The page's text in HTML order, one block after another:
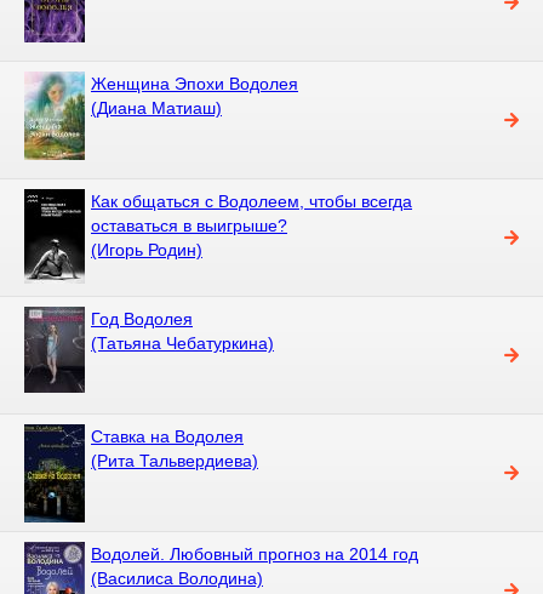
Женщина Эпохи Водолея
(Диана Матиаш)
Как общаться с Водолеем, чтобы всегда
оставаться в выигрыше?
(Игорь Родин)
Год Водолея
(Татьяна Чебатуркина)
Ставка на Водолея
(Рита Тальвердиева)
Водолей. Любовный прогноз на 2014 год
(Василиса Володина)